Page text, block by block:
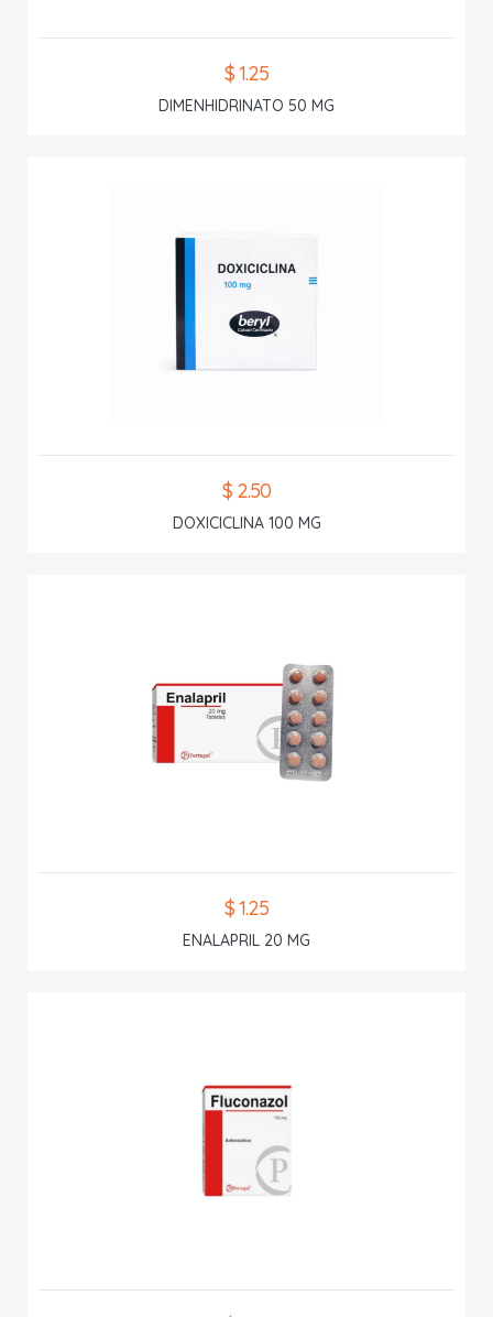
$ 1.25
DIMENHIDRINATO 50 MG
$ 2.50
DOXICICLINA 100 MG
$ 1.25
ENALAPRIL 20 MG